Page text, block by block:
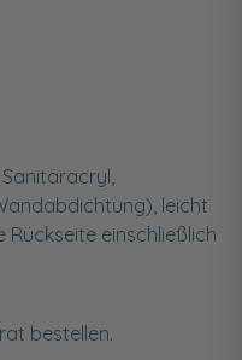
leicht
einschließlich
bestellen.